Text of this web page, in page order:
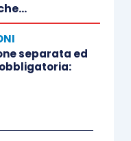
separata ed